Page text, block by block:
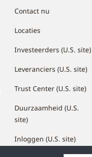
Contact nu
Locaties
Investeerders (U.S. site)
Leveranciers (U.S. site)
Trust Center (U.S. site)
Duurzaamheid (U.S.
site)
Inloggen (U.S. site)